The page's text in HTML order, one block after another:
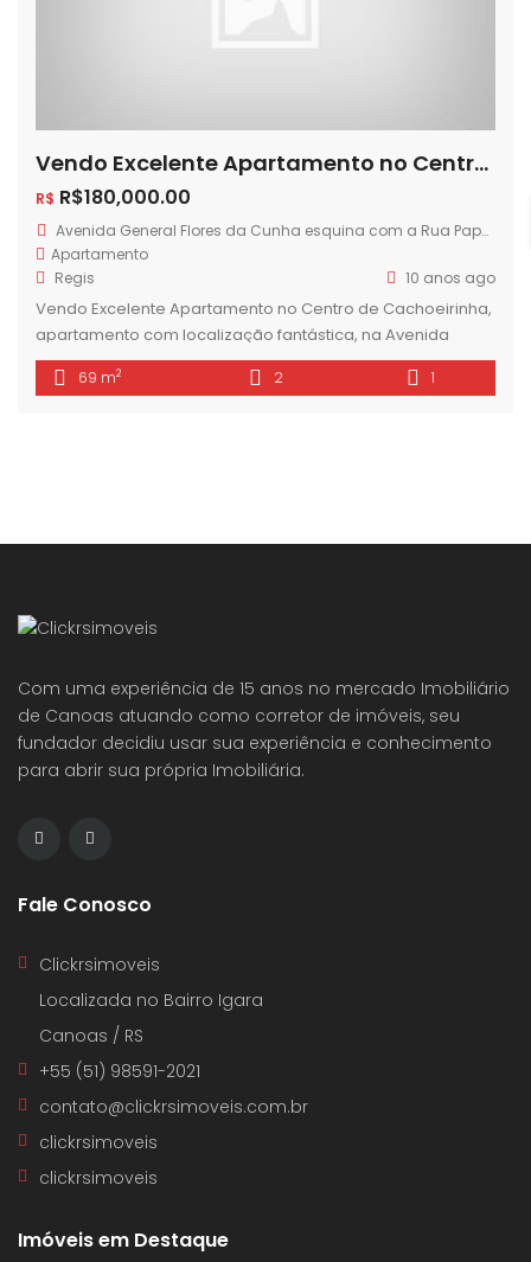
Vendo Excelente Apartamento no Centro de Cachoeirinha
R$ R$180,000.00
Avenida General Flores da Cunha esquina com a Rua Papa João XXIII
Apartamento
Regis
10 anos ago
Vendo Excelente Apartamento no Centro de Cachoeirinha,
apartamento com localização fantástica, na Avenida
General Flores da Cunha esquina com a Rua Papa João
XXIII. Apartamento amplo, com 68,70 m2 de área privativa,
69 m2 2 1
Com uma experiência de 15 anos no mercado Imobiliário
de Canoas atuando como corretor de imóveis, seu
fundador decidiu usar sua experiência e conhecimento
para abrir sua própria Imobiliária.
Fale Conosco
Clickrsimoveis
Localizada no Bairro Igara
Canoas / RS
+55 (51) 98591-2021
contato@clickrsimoveis.com.br
clickrsimoveis
clickrsimoveis
Imóveis em Destaque